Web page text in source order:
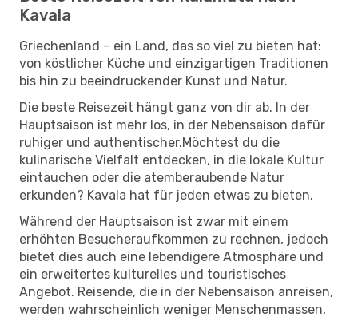
Kavala
Griechenland – ein Land, das so viel zu bieten hat:
von köstlicher Küche und einzigartigen Traditionen
bis hin zu beeindruckender Kunst und Natur.
Die beste Reisezeit hängt ganz von dir ab. In der
Hauptsaison ist mehr los, in der Nebensaison dafür
ruhiger und authentischer.Möchtest du die
kulinarische Vielfalt entdecken, in die lokale Kultur
eintauchen oder die atemberaubende Natur
erkunden? Kavala hat für jeden etwas zu bieten.
Während der Hauptsaison ist zwar mit einem
erhöhten Besucheraufkommen zu rechnen, jedoch
bietet dies auch eine lebendigere Atmosphäre und
ein erweitertes kulturelles und touristisches
Angebot. Reisende, die in der Nebensaison anreisen,
werden wahrscheinlich weniger Menschenmassen,